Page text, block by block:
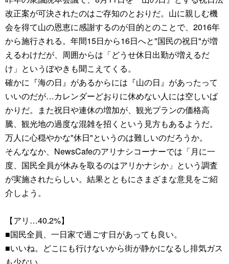
改正案が可決されたのはご存知のとおりだ。山に親しむ機
会を得て山の恩恵に感謝するのが目的とのことで、2016年
から施行される。年間15日から16日へと"国民の祝日"が増
えるわけだが、周囲からは「どうせ休日出勤が増えるだ
け」というぼやきも聞こえてくる。
確かに『海の日』があるからには『山の日』があったって
いいのだが…カレンダーどおりに休めない人には空しいば
かりだ。また祝日や連休の増加が、観光プランの価格高
騰、観光地の過度な混雑を招くという見方もあるようだ。
万人に心穏やかな"休日"というのは難しいのだろうか。
そんななか、NewsCafeのアリナシコーナーでは「月に一
度、国民全員が休みを取るのはアリかナシか」という調査
が実施されたらしい。結果とともにさまざまな意見をご紹
介しよう。
【アリ…40.2%】
■国民全員、一日家で過ごす日があっても良い。
■いいね。どこにも行けないから街が静かになるし排気ガス